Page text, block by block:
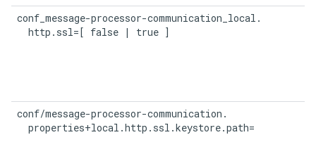
conf_message-processor-communication_local.
  http.ssl=[ false | true ]
conf/message-processor-communication.
  properties+local.http.ssl.keystore.path=